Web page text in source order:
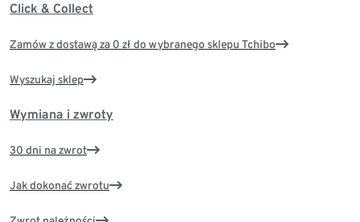
Click & Collect
Zamów z dostawą za 0 zł do wybranego sklepu Tchibo
Wyszukaj sklep
Wymiana i zwroty
30 dni na zwrot
Jak dokonać zwrotu